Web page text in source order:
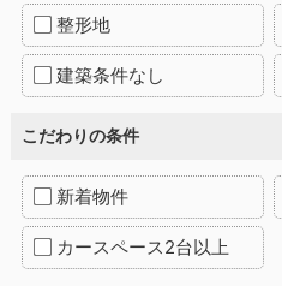
整形地
建築条件なし
こだわりの条件
新着物件
カースペース2台以上